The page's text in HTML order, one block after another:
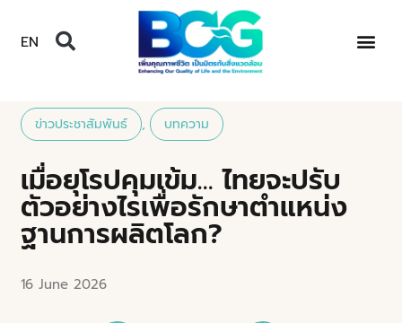
EN
ข่าวประชาสัมพันธ์ , บทความ
เมื่อยุโรปคุมเข้ม… ไทยจะปรับ
ตัวอย่างไรเพื่อรักษาตำแหน่ง
ฐานการผลิตโลก?
16 June 2026